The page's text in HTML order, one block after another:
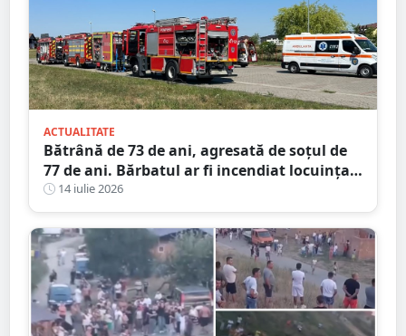
ACTUALITATE
Bătrână de 73 de ani, agresată de soțul de
77 de ani. Bărbatul ar fi incendiat locuința
din județul Satu Mare
14 iulie 2026